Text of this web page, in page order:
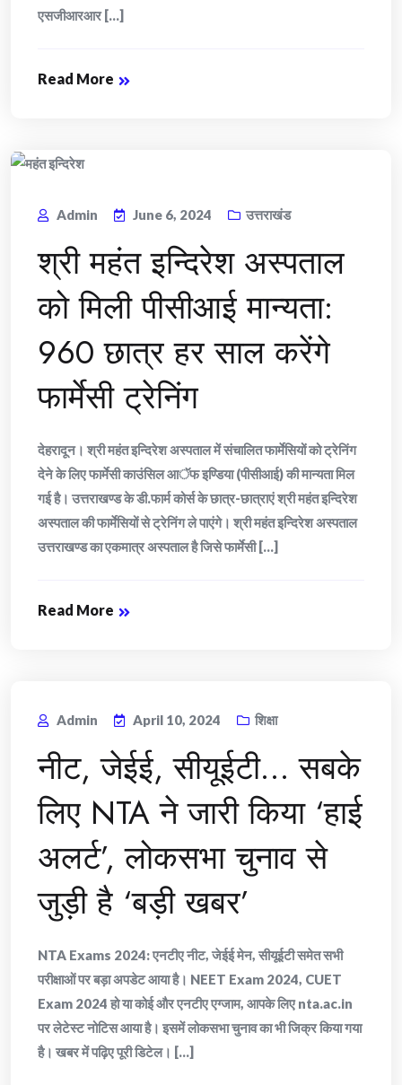
एसजीआरआर [...]
Read More
Admin June 6, 2024 उत्तराखंड
श्री महंत इन्दिरेश अस्पताल
को मिली पीसीआई मान्यता:
960 छात्र हर साल करेंगे
फार्मेसी ट्रेनिंग
देहरादून। श्री महंत इन्दिरेश अस्पताल में संचालित फार्मेसियों को ट्रेनिंग
देने के लिए फार्मेसी काउंसिल आॅफ इण्डिया (पीसीआई) की मान्यता मिल
गई है। उत्तराखण्ड के डी.फार्म कोर्स के छात्र-छात्राएं श्री महंत इन्दिरेश
अस्पताल की फार्मेसियों से ट्रेनिंग ले पाएंगे। श्री महंत इन्दिरेश अस्पताल
उत्तराखण्ड का एकमात्र अस्पताल है जिसे फार्मेसी [...]
Read More
Admin April 10, 2024 शिक्षा
नीट, जेईई, सीयूईटी… सबके
लिए NTA ने जारी किया ‘हाई
अलर्ट’, लोकसभा चुनाव से
जुड़ी है ‘बड़ी खबर’
NTA Exams 2024: एनटीए नीट, जेईई मेन, सीयूईटी समेत सभी
परीक्षाओं पर बड़ा अपडेट आया है। NEET Exam 2024, CUET
Exam 2024 हो या कोई और एनटीए एग्जाम, आपके लिए nta.ac.in
पर लेटेस्ट नोटिस आया है। इसमें लोकसभा चुनाव का भी जिक्र किया गया
है। खबर में पढ़िए पूरी डिटेल। [...]